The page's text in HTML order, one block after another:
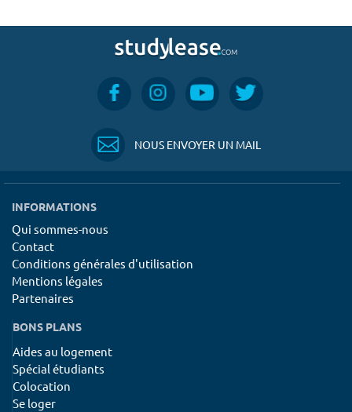
NOUS ENVOYER UN MAIL
INFORMATIONS
Qui sommes-nous
Contact
Conditions générales d'utilisation
Mentions légales
Partenaires
BONS PLANS
Aides au logement
Spécial étudiants
Colocation
Se loger